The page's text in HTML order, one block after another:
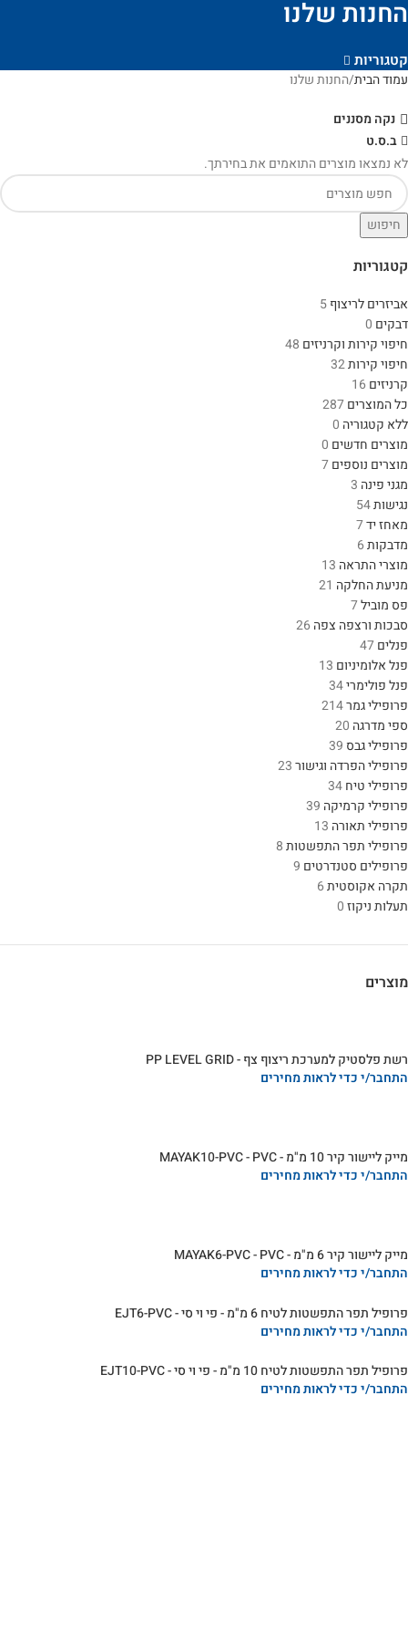
החנות שלנו
קטגוריות
קטגוריות
אביזרים לריצוף5
דבקים 0
חיפוי קירות וקרניזים 48
חיפוי קירות32
קרניזים16
כל המוצרים287
ללא קטגוריה 0
מוצרים חדשים 0
מוצרים נוספים7
מגני פינה 3
נגישות54
מאחז יד7
מדבקות6
מוצרי התראה 13
מניעת החלקה 21
פס מוביל7
סבכות ורצפה צפה26
פנלים47
פנל אלומיניום 13
פנל פולימרי34
פרופילי גמר214
ספי מדרגה 20
פרופילי גבס39
פרופילי הפרדה וגישור23
פרופילי טיח34
פרופילי קרמיקה 39
פרופילי תאורה 13
פרופילי תפר התפשטות8
פרופילים סטנדרטים 9
תקרה אקוסטית6
תעלות ניקוז0
מוצרים
רשת פלסטיק למערכת ריצוף צף - PP LEVEL GRID
התחבר/י כדי לראות מחירים
מייק ליישור קיר 10 מ"מ - MAYAK10-PVC - PVC
התחבר/י כדי לראות מחירים
מייק ליישור קיר 6 מ"מ - MAYAK6-PVC - PVC
התחבר/י כדי לראות מחירים
פרופיל תפר התפשטות לטיח 6 מ"מ - פי וי סי - EJT6-PVC
התחבר/י כדי לראות מחירים
פרופיל תפר התפשטות לטיח 10 מ"מ - פי וי סי - EJT10-PVC
התחבר/י כדי לראות מחירים
עמוד הבית החנות שלנו
נקה מסננים
ב.ס.ט
לא נמצאו מוצרים התואמים את בחירתך.
חיפוש